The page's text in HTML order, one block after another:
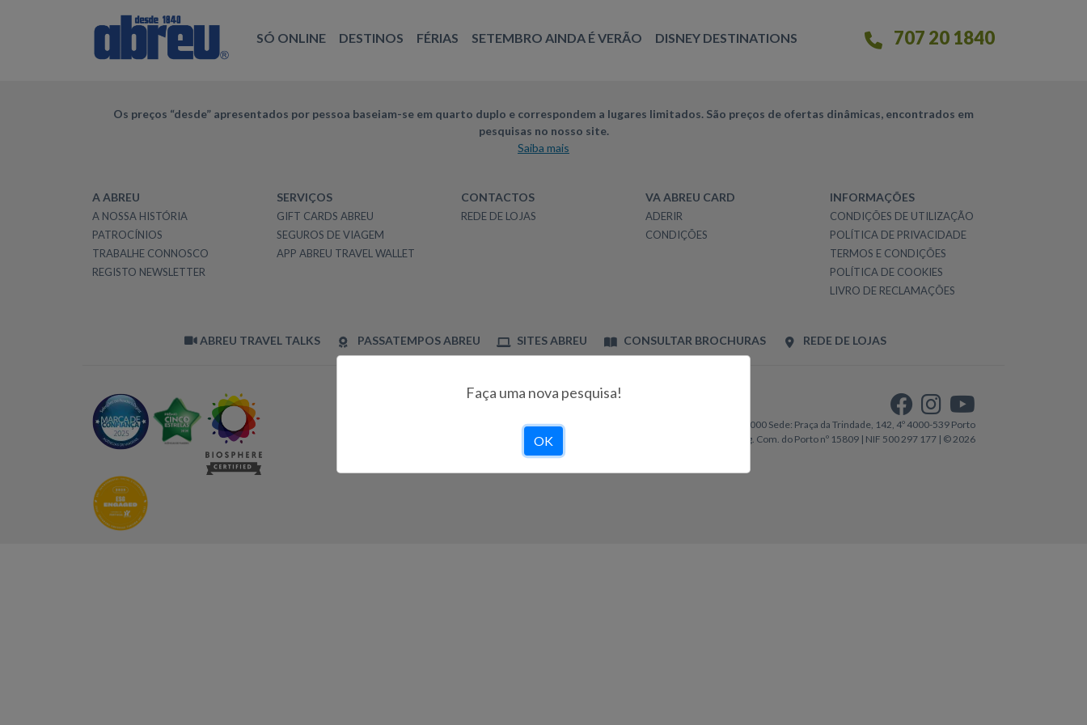
SÓ ONLINE DESTINOS FÉRIAS SETEMBRO AINDA É VERÃO DISNEY DESTINATIONS 707 20 1840
Os preços “desde” apresentados por pessoa baseiam-se em quarto duplo e correspondem a lugares limitados. São preços de ofertas dinâmicas, encontrados em
pesquisas no nosso site.
Saiba mais
A ABREU
A NOSSA HISTÓRIA
PATROCÍNIOS
TRABALHE CONNOSCO
REGISTO NEWSLETTER
SERVIÇOS
GIFT CARDS ABREU
SEGUROS DE VIAGEM
APP ABREU TRAVEL WALLET
CONTACTOS
REDE DE LOJAS
VA ABREU CARD
ADERIR
CONDIÇÕES
INFORMAÇÕES
CONDIÇÕES DE UTILIZAÇÃO
POLÍTICA DE PRIVACIDADE
TERMOS E CONDIÇÕES
POLÍTICA DE COOKIES
LIVRO DE RECLAMAÇÕES
ABREU TRAVEL TALKS PASSATEMPOS ABREU SITES ABREU CONSULTAR BROCHURAS REDE DE LOJAS
Viagens Abreu, S.A.
| RNAVT 1702 | Capital Social €7.500.000 Sede: Praça da Trindade, 142, 4º 4000-539 Porto
Operador Cons. Reg. Com. do Porto nº 15809 | NIF 500 297 177 | © 2026
Faça uma nova pesquisa!
OK